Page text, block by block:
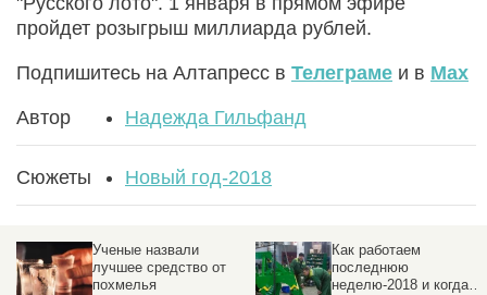
пройдет розыгрыш миллиарда рублей.
Подпишитесь на Алтапресс в Телеграме и в Max
Автор Надежда Гильфанд
Сюжеты Новый год-2018
Ученые назвали
лучшее средство от
похмелья
Как работаем
последнюю
неделю-2018 и когда